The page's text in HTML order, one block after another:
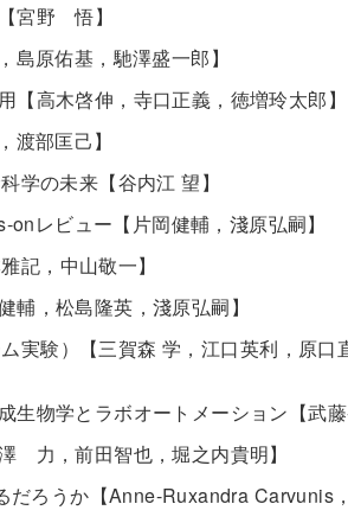
宮野 悟】
原佑基，馳澤盛一郎】
高木啓伸，寺口正義，徳増玲太郎】
部匡己】
学の未来【谷内江 望】
レビュー【片岡健輔，淺原弘嗣】
記，中山敬一】
，松島隆英，淺原弘嗣】
実験）【三賀森 学，江口英利，原
生物学とラボオートメーション【武藤
力，前田智也，堀之内貴明】
ろうか【Anne-Ruxandra